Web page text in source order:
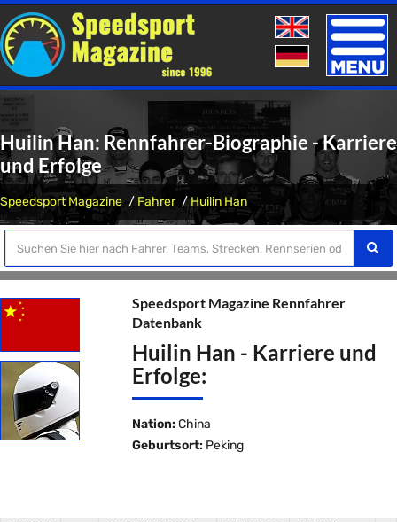
Toggle
Huilin Han: Rennfahrer-Biographie - Karriere
und Erfolge
Speedsport Magazine Fahrer Huilin Han
Speedsport Magazine Rennfahrer
Datenbank
Huilin Han - Karriere und
Erfolge:
Nation: China
Geburtsort: Peking